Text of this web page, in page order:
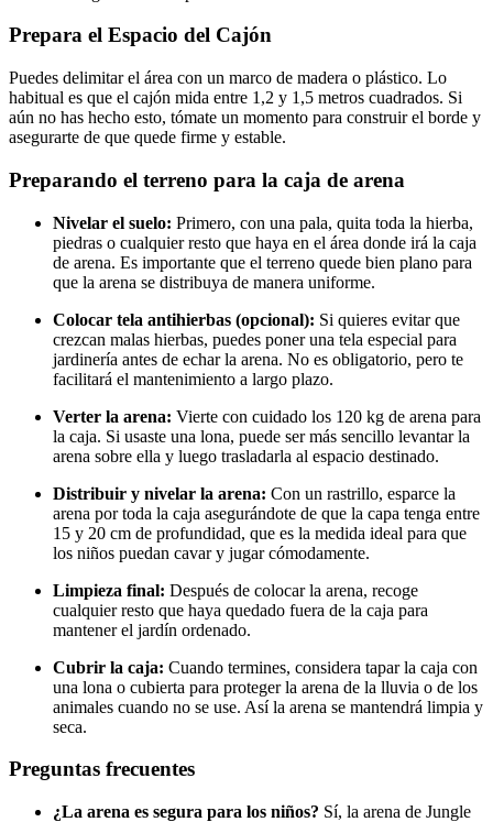
Prepara el Espacio del Cajón
Puedes delimitar el área con un marco de madera o plástico. Lo
habitual es que el cajón mida entre 1,2 y 1,5 metros cuadrados. Si
aún no has hecho esto, tómate un momento para construir el borde y
asegurarte de que quede firme y estable.
Preparando el terreno para la caja de arena
Nivelar el suelo: Primero, con una pala, quita toda la hierba,
piedras o cualquier resto que haya en el área donde irá la caja
de arena. Es importante que el terreno quede bien plano para
que la arena se distribuya de manera uniforme.
Colocar tela antihierbas (opcional): Si quieres evitar que
crezcan malas hierbas, puedes poner una tela especial para
jardinería antes de echar la arena. No es obligatorio, pero te
facilitará el mantenimiento a largo plazo.
Verter la arena: Vierte con cuidado los 120 kg de arena para
la caja. Si usaste una lona, puede ser más sencillo levantar la
arena sobre ella y luego trasladarla al espacio destinado.
Distribuir y nivelar la arena: Con un rastrillo, esparce la
arena por toda la caja asegurándote de que la capa tenga entre
15 y 20 cm de profundidad, que es la medida ideal para que
los niños puedan cavar y jugar cómodamente.
Limpieza final: Después de colocar la arena, recoge
cualquier resto que haya quedado fuera de la caja para
mantener el jardín ordenado.
Cubrir la caja: Cuando termines, considera tapar la caja con
una lona o cubierta para proteger la arena de la lluvia o de los
animales cuando no se use. Así la arena se mantendrá limpia y
seca.
Preguntas frecuentes
¿La arena es segura para los niños? Sí, la arena de Jungle